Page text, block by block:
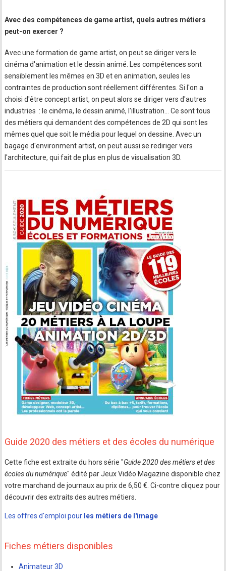
Avec des compétences de game artist, quels autres métiers
peut-on exercer ?
Avec une formation de game artist, on peut se diriger vers le
cinéma d'animation et le dessin animé. Les compétences sont
sensiblement les mêmes en 3D et en animation, seules les
contraintes de production sont réellement différentes. Si l'on a
choisi d'être concept artist, on peut alors se diriger vers d'autres
industries : le cinéma, le dessin animé, l'illustration… Ce sont tous
des métiers qui demandent des compétences de 2D qui sont les
mêmes quel que soit le média pour lequel on dessine. Avec un
bagage d'environment artist, on peut aussi se rediriger vers
l'architecture, qui fait de plus en plus de visualisation 3D.
Guide 2020 des métiers et des écoles du numérique
Cette fiche est extraite du hors série "Guide 2020 des métiers et des
écoles du numérique" édité par Jeux Vidéo Magazine disponible chez
votre marchand de journaux au prix de 6,50 €. Ci-contre cliquez pour
découvrir des extraits des autres métiers.
Les offres d'emploi pour les métiers de l'image
Fiches métiers disponibles
Animateur 3D